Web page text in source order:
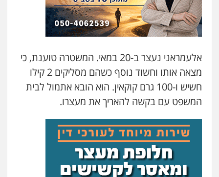
עו"ד רועי אטיאס
משפט פלילי פשיעה חמורה צווארון לבן
525043999
עו"ד אסף כהן
פשיעה חמורה סמים והימורים
מעצרים וחקירות
0526555488
משרד עורכי דין טאי שרקי
פלילי אסירים תעבורה מרב"ד
0547556464
אלעמראני נעצר ב-20 במאי. המשטרה טוענת, כי
מצאה אותו וחשוד נוסף כשהם מסליקים 2 קילו
חשיש ו-100 גרם קוקאין. הוא הובא אתמול לבית
המשפט עם בקשה להאריך את מעצרו.